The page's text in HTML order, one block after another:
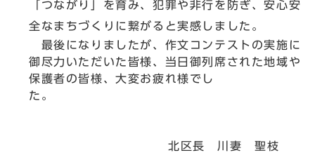
「つながり」を育み、犯罪や非行を防ぎ、安心安
全なまちづくりに繋がると実感しました。
最後になりましたが、作文コンテストの実施に
御尽力いただいた皆様、当日御列席された地域や
保護者の皆様、大変お疲れ様でし
た。
北区長 川妻 聖枝